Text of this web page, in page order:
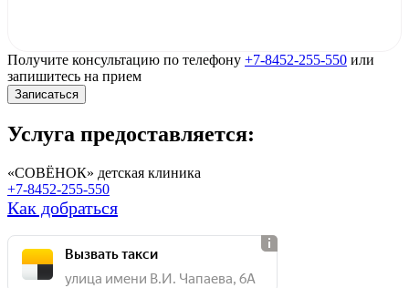
Получите консультацию по телефону +7-8452-255-550 или
запишитесь на прием
Записаться
Услуга предоставляется:
«СОВЁНОК» детская клиника
+7-8452-255-550
Как добраться
Вызвать такси
улица имени В.И. Чапаева, 6А